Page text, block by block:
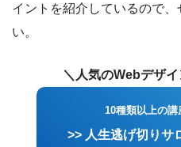
イントを紹介しているので
い。
＼人気のWebデザ
10種類以上の講
>> 人生逃げ切りサ